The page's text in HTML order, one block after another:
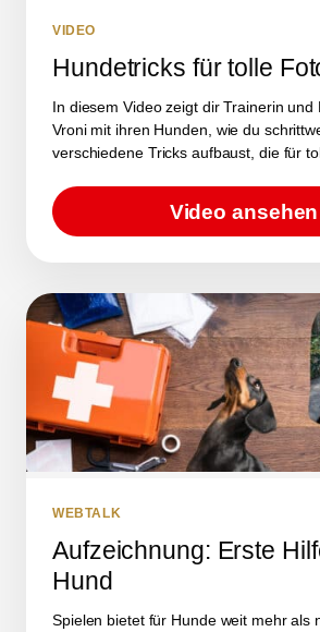
VIDEO
Hundetricks für tolle
In diesem Video zeigt dir Trainerin und
Vroni mit ihren Hunden, wie du
verschiedene Tricks aufbaust, die für
Video ansehen
WEBTALK
Aufzeichnung: Erste
Hund
Spielen bietet für Hunde weit mehr als